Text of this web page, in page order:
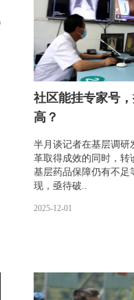
社区能挂专家号
高？
半月谈记者在基层调研
革取得成效的同时，转
基层药品保障仍有不足
现，亟待破..
2025-12-01